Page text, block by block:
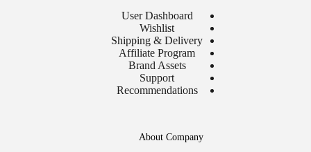
User Dashboard
Wishlist
Shipping & Delivery
Affiliate Program
Brand Assets
Support
Recommendations
About Company